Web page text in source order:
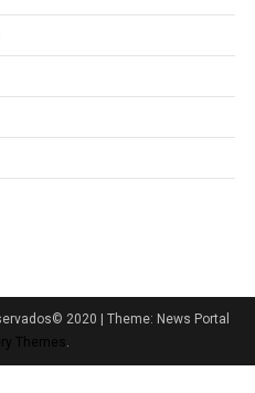
2020
Theme: News Portal
Themes .